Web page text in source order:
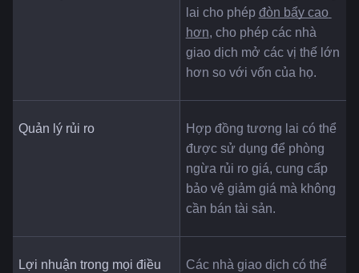
lai cho phép đòn bẩy cao
hơn, cho phép các nhà
giao dịch mở các vị thế lớn
hơn so với vốn của họ.
Quản lý rủi ro
Hợp đồng tương lai có thể
được sử dụng để phòng
ngừa rủi ro giá, cung cấp
bảo vệ giảm giá mà không
cần bán tài sản.
Lợi nhuận trong mọi điều
Các nhà giao dịch có thể